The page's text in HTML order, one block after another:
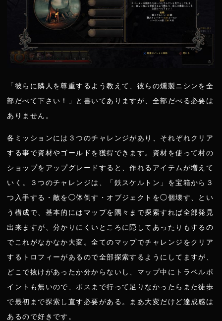
「彼らに隣人を尊重するよう教えて、彼らの燻製ニシンを全
部だべて下さい！」と書いてありますが、全部だべる必要は
ありません。
各ミッションには３つのチャレンジがあり、それぞれクリア
する事で資材やゴールドを獲得できます。資材を使って村の
ショップをアップグレードすると、作れるアイテムが増えて
いく。３つのチャレンジは、「鉄スケルトン」を宝箱から３
つ入手する・敵を◯体倒す・オブジェクトを◯個壊す、とい
う構成で、基本的にはマップを隅々まで探索すれば全部発見
出来ますが、分かりにくいところに隠してあったりもするの
でこれがなかなか大変。全てのマップでチャレンジをクリア
するトロフィーがあるので全部探索するようにしてますが、
どこで抜けがあったか分からないし、マップ中にトラベルポ
イントも無いので、ボスまで行って足りなかったらまた徒歩
で最初まで探索し直す必要がある。まあ大変だけど達成感は
あるので好きです。